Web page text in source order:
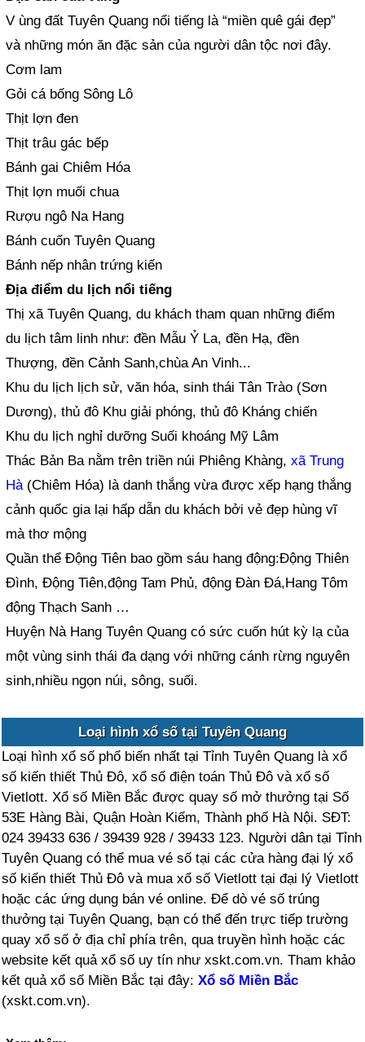
V ùng đất Tuyên Quang nổi tiếng là “miền quê gái đẹp”
và những món ăn đặc sản của người dân tộc nơi đây.
Cơm lam
Gỏi cá bống Sông Lô
Thịt lợn đen
Thịt trâu gác bếp
Bánh gai Chiêm Hóa
Thịt lợn muối chua
Rượu ngô Na Hang
Bánh cuốn Tuyên Quang
Bánh nếp nhân trứng kiến
Địa điểm du lịch nổi tiếng
Thị xã Tuyên Quang, du khách tham quan những điểm
du lịch tâm linh như: đền Mẫu Ỷ La, đền Hạ, đền
Thượng, đền Cảnh Sanh,chùa An Vinh...
Khu du lịch lịch sử, văn hóa, sinh thái Tân Trào (Sơn
Dương), thủ đô Khu giải phóng, thủ đô Kháng chiến
Khu du lịch nghỉ dưỡng Suối khoáng Mỹ Lâm
Thác Bản Ba nằm trên triền núi Phiêng Khàng,xã Trung
Hà(Chiêm Hóa) là danh thắng vừa được xếp hạng thắng
cảnh quốc gia lại hấp dẫn du khách bởi vẻ đẹp hùng vĩ
mà thơ mộng
Quần thể Động Tiên bao gồm sáu hang động:Động Thiên
Đình, Động Tiên,động Tam Phủ, động Đàn Đá,Hang Tôm
động Thạch Sanh …
Huyện Nà Hang Tuyên Quang có sức cuốn hút kỳ lạ của
một vùng sinh thái đa dạng với những cánh rừng nguyên
sinh,nhiều ngọn núi, sông, suối.
Loại hình xổ số tại Tuyên Quang
Loại hình xổ số phổ biến nhất tại Tỉnh Tuyên Quang là xổ
số kiến thiết Thủ Đô, xổ số điện toán Thủ Đô và xổ số
Vietlott. Xổ số Miền Bắc được quay số mở thưởng tại Số
53E Hàng Bài, Quận Hoàn Kiếm, Thành phố Hà Nội. SĐT:
024 39433 636 / 39439 928 / 39433 123. Người dân tại Tỉnh
Tuyên Quang có thể mua vé số tại các cửa hàng đại lý xổ
số kiến thiết Thủ Đô và mua xổ số Vietlott tại đại lý Vietlott
hoặc các ứng dụng bán vé online. Để dò vé số trúng
thưởng tại Tuyên Quang, bạn có thể đến trực tiếp trường
quay xổ số ở địa chỉ phía trên, qua truyền hình hoặc các
website kết quả xổ số uy tín như xskt.com.vn. Tham khảo
kết quả xổ số Miền Bắc tại đây:Xổ số Miền Bắc
(xskt.com.vn).